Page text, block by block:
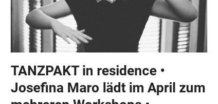
TANZPAKT in residence •
Josefina Maro lädt im April zum